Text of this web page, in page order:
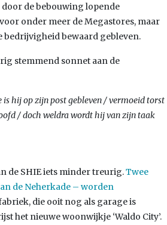
de bebouwing lopende
onder meer de Megastores, maar
bedrijvigheid bewaard gebleven.
stemmend sonnet aan de
hij op zijn post gebleven / vermoeid torst
/ doch weldra wordt hij van zijn taak
de SHIE iets minder treurig.Twee
de Neherkade – worden
die ooit nog als garage is
het nieuwe woonwijkje ‘Waldo City’.